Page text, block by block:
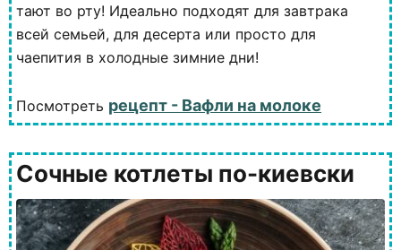
тают во рту! Идеально подходят для завтрака
всей семьей, для десерта или просто для
чаепития в холодные зимние дни!
Посмотреть рецепт - Вафли на молоке
Сочные котлеты по-киевски